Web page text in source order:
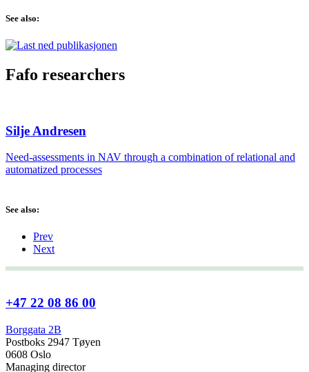
See also:
Fafo researchers
Silje Andresen
Need-assessments in NAV through a combination of relational and
automatized processes
See also:
Prev
Next
+47 22 08 86 00
Borggata 2B
Postboks 2947 Tøyen
0608 Oslo
Managing director